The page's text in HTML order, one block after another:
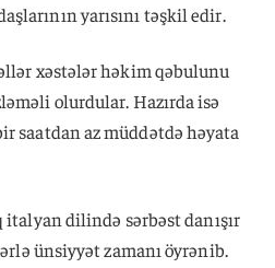
yarısını təşkil edir.
xəstələr həkim qəbulunu
olurdular. Hazırda isə
saatdan az müddətdə həyata
dilində sərbəst danışır
ünsiyyət zamanı öyrənib.